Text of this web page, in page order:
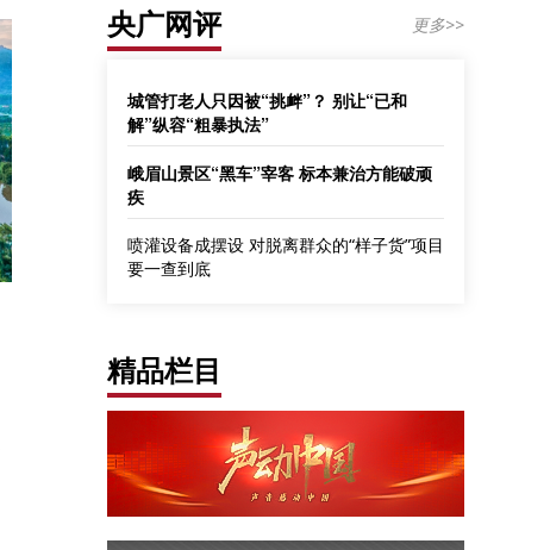
央广网评 更多>>
城管打老人只因被“挑衅”？ 别让“已和
解”纵容“粗暴执法”
峨眉山景区“黑车”宰客 标本兼治方能破顽
疾
喷灌设备成摆设 对脱离群众的“样子货”项目
要一查到底
精品栏目